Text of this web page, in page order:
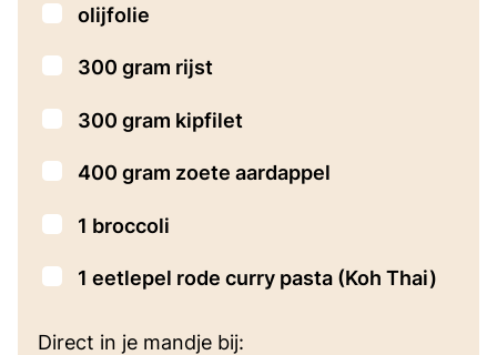
▢
olijfolie
▢
300 gram rijst
▢
300 gram kipfilet
▢
400 gram zoete aardappel
▢
1 broccoli
▢
1 eetlepel rode curry pasta (Koh Thai)
Direct in je mandje bij: